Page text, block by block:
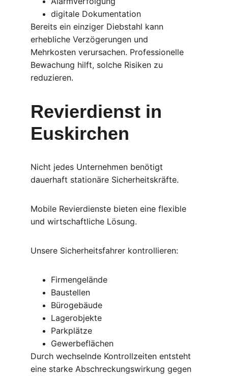
digitale Dokumentation
Bereits ein einziger Diebstahl kann
erhebliche Verzögerungen und
Mehrkosten verursachen. Professionelle
Bewachung hilft, solche Risiken zu
reduzieren.
Revierdienst in
Euskirchen
Nicht jedes Unternehmen benötigt
dauerhaft stationäre Sicherheitskräfte.
Mobile Revierdienste bieten eine flexible
und wirtschaftliche Lösung.
Unsere Sicherheitsfahrer kontrollieren:
Firmengelände
Baustellen
Bürogebäude
Lagerobjekte
Parkplätze
Gewerbeflächen
Durch wechselnde Kontrollzeiten entsteht
eine starke Abschreckungswirkung gegen